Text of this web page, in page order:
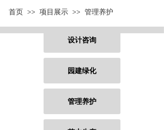
首页 >> 项目展示 >> 管理养护
园建绿化
管理养护
设计咨询